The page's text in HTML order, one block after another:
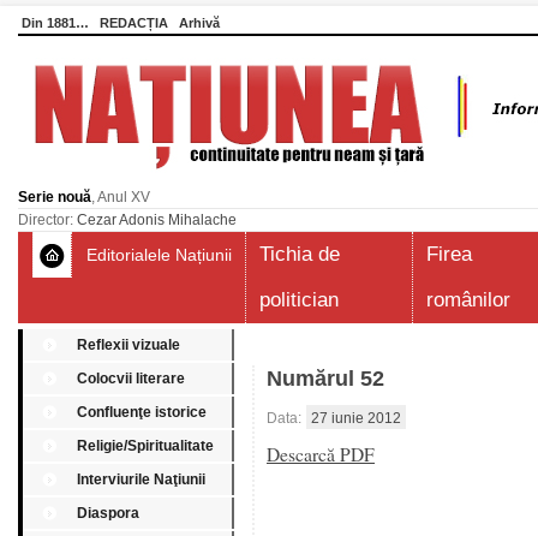
Din 1881… REDACȚIA Arhivă
Serie nouă, Anul XV
Director: Cezar Adonis Mihalache
Editorialele Națiunii
Tichia de
politician
Firea
românilor
Reflexii vizuale
Colocvii literare
Confluenţe istorice
Religie/Spiritualitate
Interviurile Naţiunii
Diaspora
Numărul 52
Data: 27 iunie 2012
Descarcă PDF